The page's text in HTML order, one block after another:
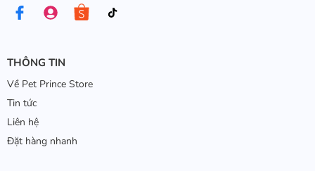
THÔNG TIN
Về Pet Prince Store
Tin tức
Liên hệ
Đặt hàng nhanh